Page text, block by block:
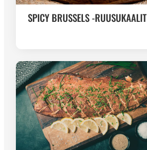
SPICY BRUSSELS -RUUSUKAALIT